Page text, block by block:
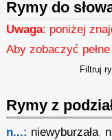
Rymy do
Uwaga: poniżej
Aby zobaczyć
Filtruj
Rymy z
n...: niewyburzała,